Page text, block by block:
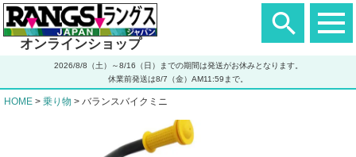
ヘ
ダ
エ
オンラインショップ
2026/8/8（土）～8/16（日）までの期間は発送がお休みとなります。
休業前発送は8/7（金）AM11:59まで。
HOME 乗り物 バランスバイクミニ